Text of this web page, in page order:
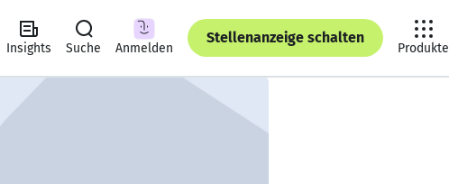
Insights Suche Anmelden
Stellenanzeige schalten
Produkte